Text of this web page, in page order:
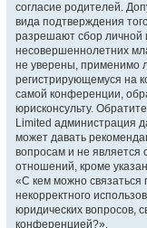
согласие родителей.
вида подтверждения
разрешают сбор
несовершеннолетних
не уверены, применимо
регистрирующемуся на
самой конференции,
юрисконсульту.
Limited администрация
может давать
вопросам и не является
отношений, кроме
«С кем можно связаться
некорректного
юридических вопросов,
конференцией?».